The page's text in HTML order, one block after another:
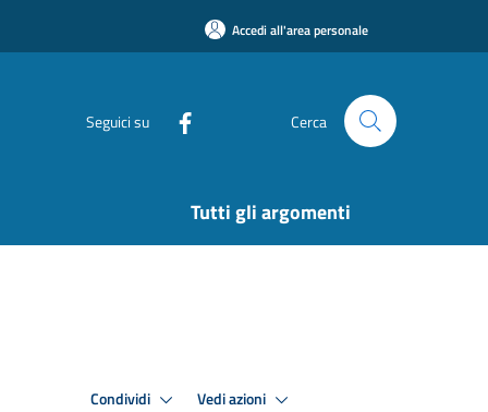
Accedi all'area personale
Seguici su Cerca
Tutti gli argomenti
Condividi Vedi azioni